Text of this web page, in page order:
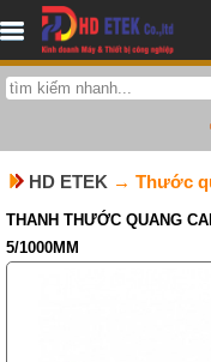
HD ETEK → Thước
THANH THƯỚC QUANG
5/1000MM